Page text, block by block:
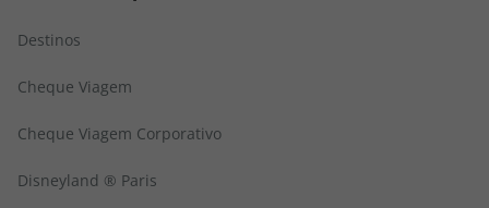
Destinos
Cheque Viagem
Cheque Viagem Corporativo
Disneyland ® Paris